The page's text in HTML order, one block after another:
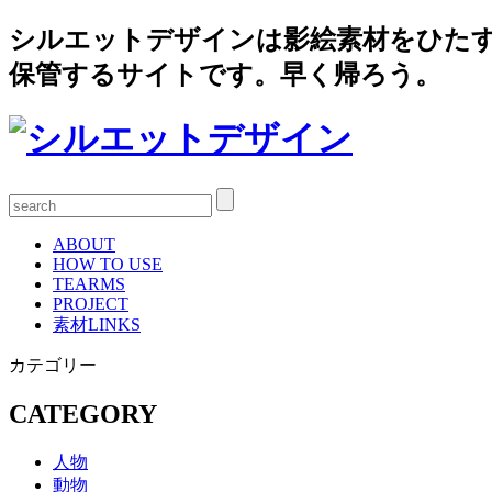
シルエットデザインは影絵素材をひた
保管するサイトです。早く帰ろう。
ABOUT
HOW TO USE
TEARMS
PROJECT
素材LINKS
カテゴリー
CATEGORY
人物
動物